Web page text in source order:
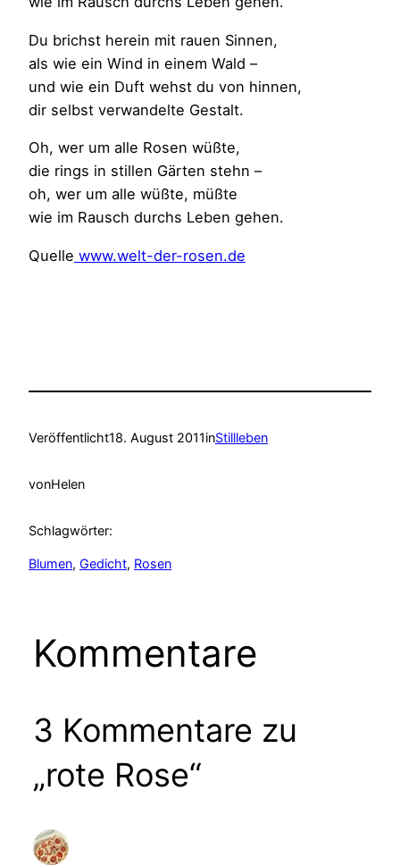
Du brichst herein mit rauen Sinnen,
als wie ein Wind in einem Wald –
und wie ein Duft wehst du von hinnen,
dir selbst verwandelte Gestalt.
Oh, wer um alle Rosen wüßte,
die rings in stillen Gärten stehn –
oh, wer um alle wüßte, müßte
wie im Rausch durchs Leben gehen.
Quelle www.welt-der-rosen.de
Veröffentlicht18. August 2011inStillleben
vonHelen
Schlagwörter:
Blumen, Gedicht, Rosen
Kommentare
3 Kommentare zu
„rote Rose“